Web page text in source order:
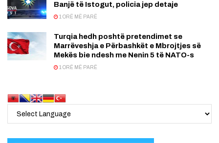
Banjë të Istogut, policia jep detaje
1 ORË MË PARË
Turqia hedh poshtë pretendimet se
Marrëveshja e Përbashkët e Mbrojtjes së
Mekës bie ndesh me Nenin 5 të NATO-s
1 ORË MË PARË